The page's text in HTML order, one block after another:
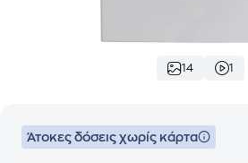
14 1
Άτοκες δόσεις χωρίς κάρτα